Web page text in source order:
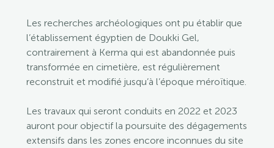
Les recherches archéologiques ont pu établir que
l’établissement égyptien de Doukki Gel,
contrairement à Kerma qui est abandonnée puis
transformée en cimetière, est régulièrement
reconstruit et modifié jusqu’à l’époque méroïtique.
Les travaux qui seront conduits en 2022 et 2023
auront pour objectif la poursuite des dégagements
extensifs dans les zones encore inconnues du site